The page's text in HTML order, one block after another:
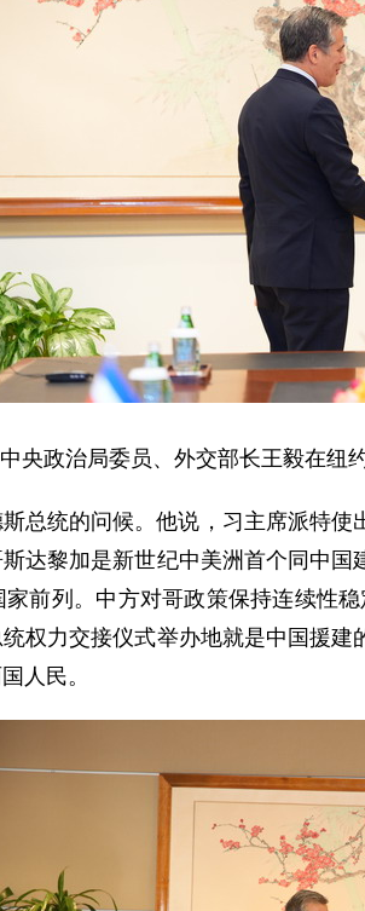
央政治局委员、外交部长王毅在纽
总统的问候。他说，习主席派特
达黎加是新世纪中美洲首个同中
前列。中方对哥政策保持连续性
权力交接仪式举办地就是中国援
人民。